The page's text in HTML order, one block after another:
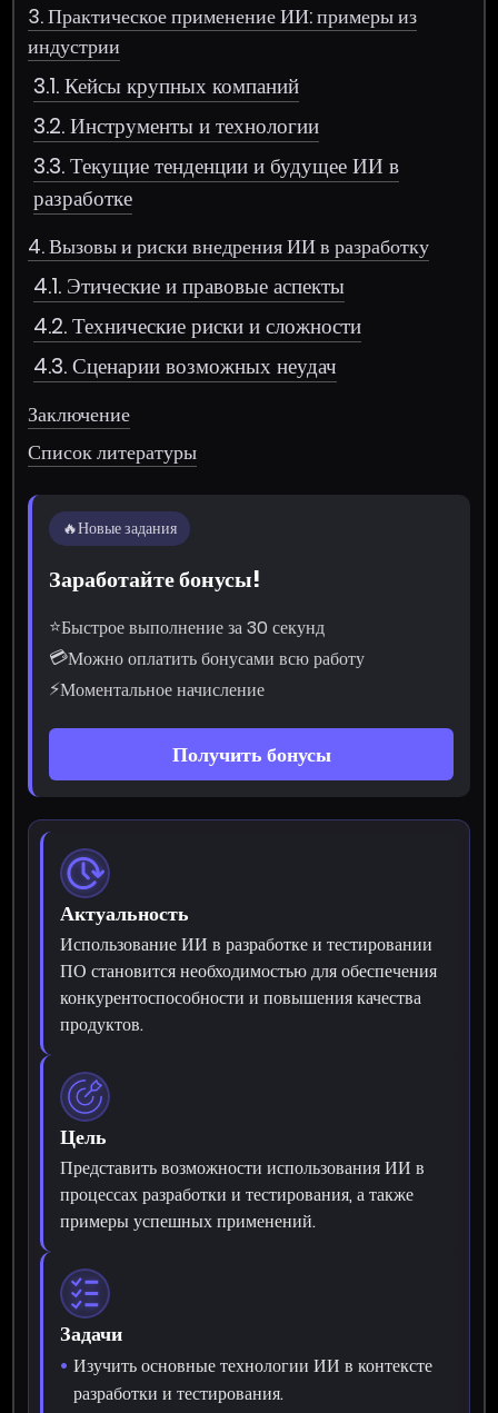
3. Практическое применение ИИ: примеры из
индустрии
3.1. Кейсы крупных компаний
3.2. Инструменты и технологии
3.3. Текущие тенденции и будущее ИИ в
разработке
4. Вызовы и риски внедрения ИИ в разработку
4.1. Этические и правовые аспекты
4.2. Технические риски и сложности
4.3. Сценарии возможных неудач
Заключение
Список литературы
🔥Новые задания
Заработайте бонусы!
⭐Быстрое выполнение за 30 секунд
💳Можно оплатить бонусами всю работу
⚡Моментальное начисление
Получить бонусы
Актуальность
Использование ИИ в разработке и тестировании
ПО становится необходимостью для обеспечения
конкурентоспособности и повышения качества
продуктов.
Цель
Представить возможности использования ИИ в
процессах разработки и тестирования, а также
примеры успешных применений.
Задачи
Изучить основные технологии ИИ в контексте
разработки и тестирования.